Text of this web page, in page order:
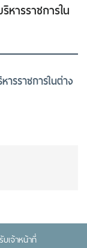
หารราชการใน
ารราชการในต่าง
บเจ้าหน้าที่